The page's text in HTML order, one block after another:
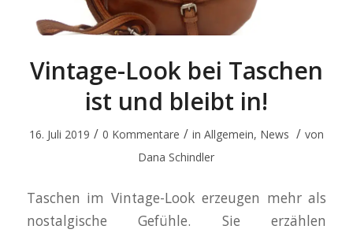
Vintage-Look bei Taschen
ist und bleibt in!
16. Juli 2019 / 0 Kommentare / in Allgemein, News / von
Dana Schindler
Taschen im Vintage-Look erzeugen mehr als
nostalgische Gefühle. Sie erzählen